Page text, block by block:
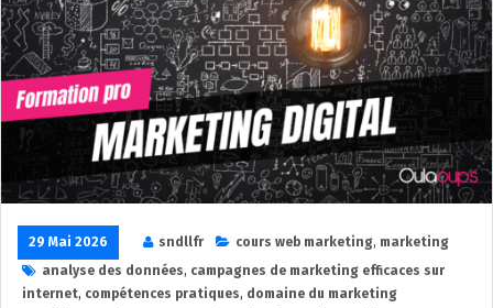
29 Mai 2026 sndllfr cours web marketing, marketing
analyse des données, campagnes de marketing efficaces sur
internet, compétences pratiques, domaine du marketing